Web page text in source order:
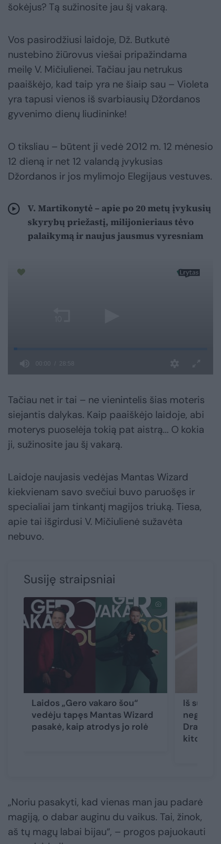
šokėjus? Tą sužinosite jau šį vakarą.
Vos pasirodžiusi laidoje, Dž. Butkutė
nustebino žiūrovus viešai pripažindama
meilę V. Mičiulienei. Tačiau jau netrukus
paaiškėjo, kad taip yra ne šiaip sau – Violeta
yra tapusi vienos iš svarbiausių Džordanos
gyvenimo dienų liudininke!
O tiksliau – būtent ji vedė 2012 m. 12 mėnesio
12 dieną ir net 12 valandą įvykusias
Džordanos ir jos mylimojo Elegijaus vestuves.
V. Martikonytė – apie po 20 metų įvykusių
skyrybų priežastį, milijonieriaus tėvo
palaikymą ir naujus jausmus vyresniam
Tačiau net ir tai – ne vienintelis šias moteris
siejantis dalykas. Kaip paaiškėjo laidoje, abi
moterys puoselėja tokią pat aistrą... O kokia
ji, sužinosite jau šį vakarą.
Laidoje naujasis vedėjas Mantas Wizard
kiekvienam savo svečiui buvo paruošęs ir
specialiai jam tinkantį magijos triuką. Tiesa,
apie tai išgirdusi V. Mičiulienė sužavėta
nebuvo.
Susiję straipsniai
Laidos „Gero vakaro šou“
vedėju tapęs Mantas Wizard
pasakė, kaip atrodys jo rolė
Iš
kitokia
„Noriu pasakyti, kad vienas man jau padarė
magiją, o dabar auginu du vaikus. Tai, žinok,
aš tų magų labai bijau“, – progos pajuokauti